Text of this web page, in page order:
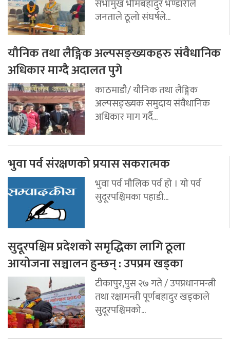
सभामुख भीमबहादुर भण्डारीले
जनताले ठूलो संघर्षले...
यौनिक तथा लैङ्गिक अल्पसङ्ख्यकहरु संवैधानिक
अधिकार माग्दै अदालत पुगे
काठमाडौ/ यौनिक तथा लैङ्गिक
अल्पसङ्ख्यक समुदाय संवैधानिक
अधिकार माग गर्दै...
भुवा पर्व संरक्षणको प्रयास सकरात्मक
भुवा पर्व मौलिक पर्व हो । यो पर्व
सुदूरपश्चिमका पहाडी...
सुदूरपश्चिम प्रदेशको समृद्धिका लागि ठूला
आयोजना सञ्चालन हुन्छन् : उपप्रम खड्का
टीकापुर,पुस २७ गते / उपप्रधानमन्त्री
तथा रक्षामन्त्री पूर्णबहादुर खड्काले
सुदूरपश्चिमको...